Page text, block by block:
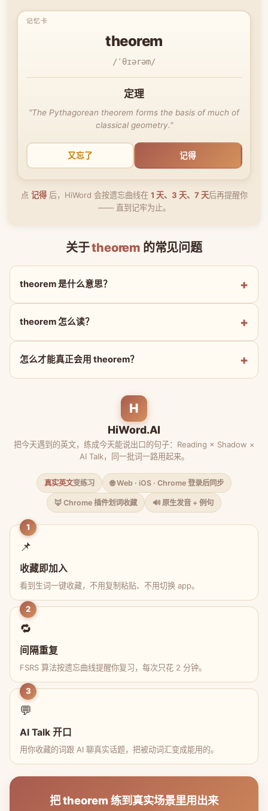
theorem
/ˈθɪərəm/
定理
"The Pythagorean theorem forms the basis of much of
classical geometry."
又忘了 记得
点 记得后，HiWord 会按遗忘曲线在 1 天、3 天、7 天后再提醒你
—— 直到记牢为止。
关于theorem 的常见问题
theorem 是什么意思？
theorem 怎么读？
怎么才能真正会用 theorem？
H
HiWord.AI
把今天遇到的英文，练成今天能说出口的句子：Reading × Shadow ×
AI Talk，同一批词一路用起来。
真实英文变练习 🌐 Web · iOS · Chrome 登录后同步
🦊 Chrome 插件划词收藏 🔊 原生发音 + 例句
1
📌
收藏即加入
看到生词一键收藏，不用复制粘贴、不用切换 app。
2
🔁
间隔重复
FSRS 算法按遗忘曲线提醒你复习，每次只花 2 分钟。
3
💬
AI Talk 开口
用你收藏的词跟 AI 聊真实话题，把被动词汇变成能用的。
把 theorem 练到真实场景里用出来